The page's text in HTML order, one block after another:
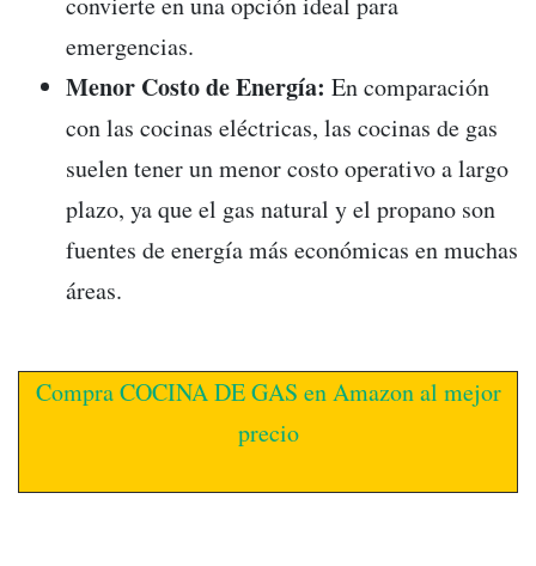
emergencias.
Menor Costo de Energía: En comparación
con las cocinas eléctricas, las cocinas de gas
suelen tener un menor costo operativo a largo
plazo, ya que el gas natural y el propano son
fuentes de energía más económicas en muchas
áreas.
Compra COCINA DE GAS en Amazon al mejor
precio